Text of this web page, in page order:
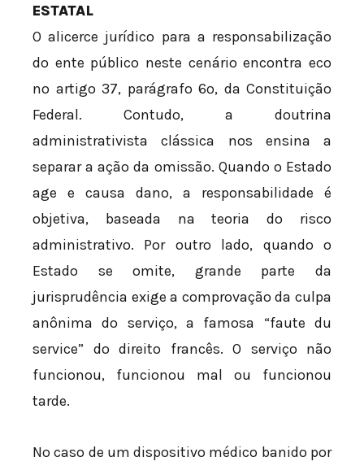
ESTATAL
O alicerce jurídico para a responsabilização
do ente público neste cenário encontra eco
no artigo 37, parágrafo 6º, da Constituição
Federal. Contudo, a doutrina
administrativista clássica nos ensina a
separar a ação da omissão. Quando o Estado
age e causa dano, a responsabilidade é
objetiva, baseada na teoria do risco
administrativo. Por outro lado, quando o
Estado se omite, grande parte da
jurisprudência exige a comprovação da culpa
anônima do serviço, a famosa “faute du
service” do direito francês. O serviço não
funcionou, funcionou mal ou funcionou
tarde.
No caso de um dispositivo médico banido por